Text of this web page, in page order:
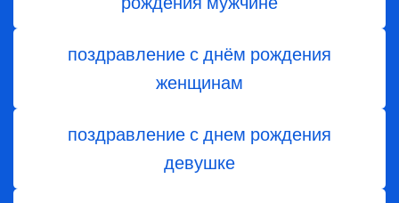
поздравление с днём рождения
женщинам
поздравление с днем рождения
девушке